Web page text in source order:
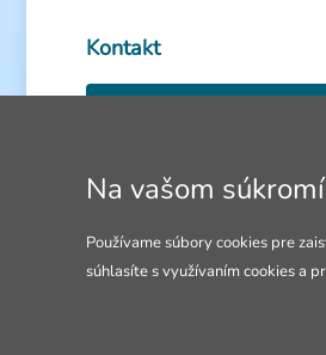
Kontakt
info@4lol.cz
Radi Vám poradíme a pomôžeme.
Na vašom
Používame súbory cookies pre
súhlasíte s využívaním cookies a